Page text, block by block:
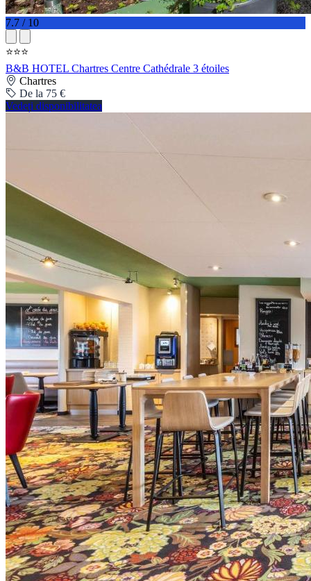
7.7 / 10
⭐⭐⭐
B&B HOTEL Chartres Centre Cathédrale 3 étoiles
Chartres
De la 75 €
Vedeți disponibilitatea